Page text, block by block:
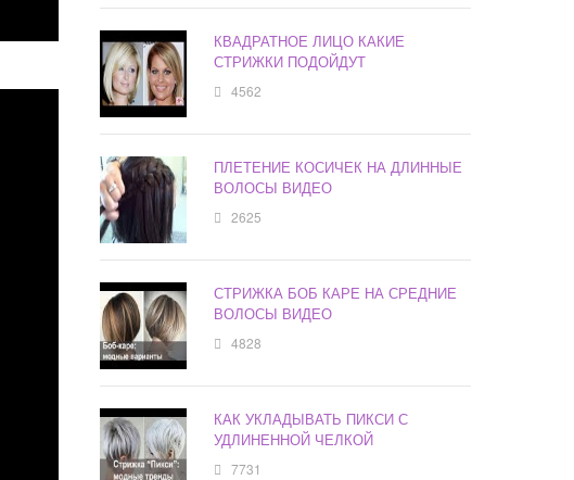
КВАДРАТНОЕ ЛИЦО КАКИЕ
СТРИЖКИ ПОДОЙДУТ
4562
ПЛЕТЕНИЕ КОСИЧЕК НА ДЛИННЫЕ
ВОЛОСЫ ВИДЕО
2625
СТРИЖКА БОБ КАРЕ НА СРЕДНИЕ
ВОЛОСЫ ВИДЕО
4828
КАК УКЛАДЫВАТЬ ПИКСИ С
УДЛИНЕННОЙ ЧЕЛКОЙ
7731